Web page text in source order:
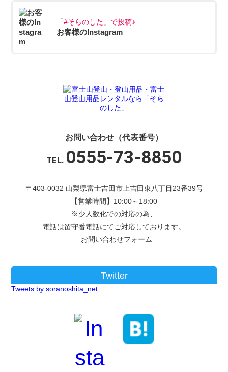
「#そらのした」で投稿♪
お客様のInstagram
お問い合わせ（代表番号）
TEL. 0555-73-8850
〒403-0032 山梨県富士吉田市上吉田東八丁目23番39号
【営業時間】10:00～18:00
※少人数化での対応の為、
電話は留守番電話にてご対応しております。
お問い合わせフォーム
Twitter
Tweets by soranoshita_net